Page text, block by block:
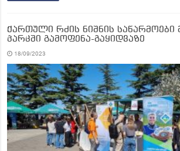
ქართული რძის ნიშნის საწარმოები
პარკში გამოფენა-გაყიდვაზე
18/09/2023